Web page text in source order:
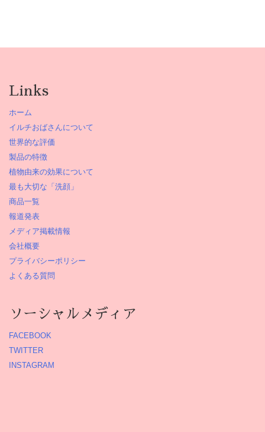
Links
ホーム
イルチおばさんについて
世界的な評価
製品の特徴
植物由来の効果について
最も大切な「洗顔」
商品一覧
報道発表
メディア掲載情報
会社概要
プライバシーポリシー
よくある質問
ソーシャルメディア
FACEBOOK
TWITTER
INSTAGRAM